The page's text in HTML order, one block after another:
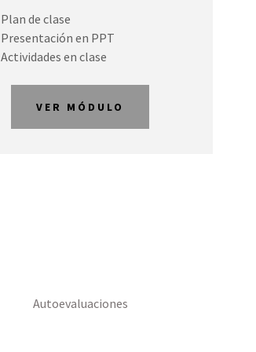
Plan de clase
Presentación en PPT
Actividades en clase
VER MÓDULO
Autoevaluaciones